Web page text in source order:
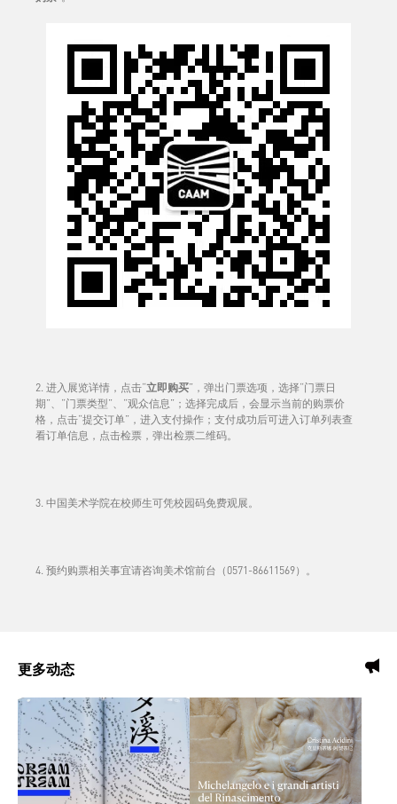
2. 进入展览详情，点击“立即购买”，弹出门票选项，选择“门票日
期”、“门票类型”、“观众信息”；选择完成后，会显示当前的购票价
格，点击“提交订单”，进入支付操作；支付成功后可进入订单列表查
看订单信息，点击检票，弹出检票二维码。
3. 中国美术学院在校师生可凭校园码免费观展。
4. 预约购票相关事宜请咨询美术馆前台（0571-86611569）。
更多动态